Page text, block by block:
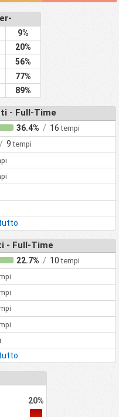
9%
20%
56%
77%
89%
- Full-Time
36.4% / 16tempi
/ 9tempi
- Full-Time
22.7% / 10tempi
20%